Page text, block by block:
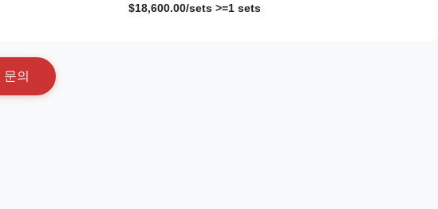
$18,600.00/sets >=1 sets
문의